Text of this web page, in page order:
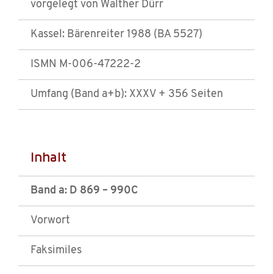
vorgelegt von Walther Dürr
Kassel: Bärenreiter 1988 (BA 5527)
ISMN M-006-47222-2
Umfang (Band a+b): XXXV + 356 Seiten
Inhalt
Band a: D 869 – 990C
Vorwort
Faksimiles